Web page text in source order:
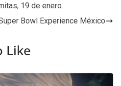
19 de enero.
Bowl Experience México
Like